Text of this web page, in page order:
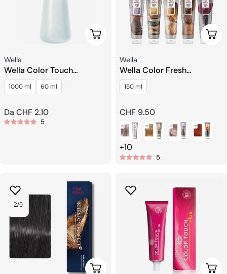
Scegli Le Opzioni
Venditore:
Wella
Wella Color Touch
Emulsione Intensiva
1000 ml 60 ml
Prezzo
regolare
Da CHF 2.10
5
Venditore:
Wella
Wella Color Fresh
Depositing Maschera
150 ml
Prezzo
regolare
CHF 9.50
+10
5
Scegli Le Opzioni